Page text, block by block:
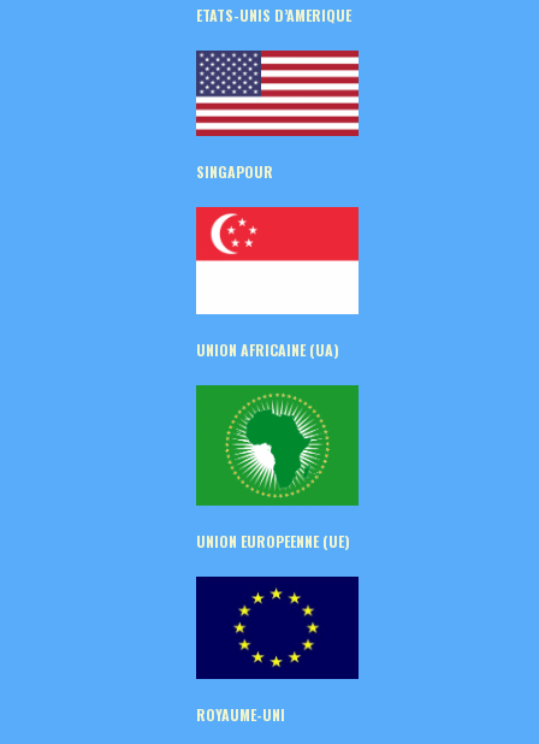
ETATS-UNIS D’AMERIQUE
SINGAPOUR
UNION AFRICAINE (UA)
UNION EUROPEENNE (UE)
ROYAUME-UNI